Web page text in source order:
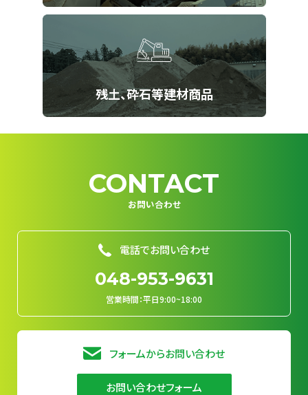
残土、砕石等建材商品
CONTACT
お問い合わせ
電話でお問い合わせ
048-953-9631
営業時間：平日9:00~18:00
フォームからお問い合わせ
お問い合わせフォーム